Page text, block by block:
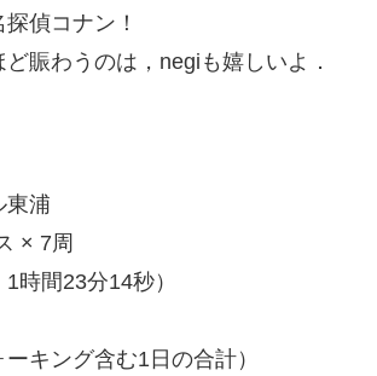
偵コナン！
賑わうのは，negiも嬉しいよ．
東浦
× 7周
時間23分14秒）
キング含む1日の合計）